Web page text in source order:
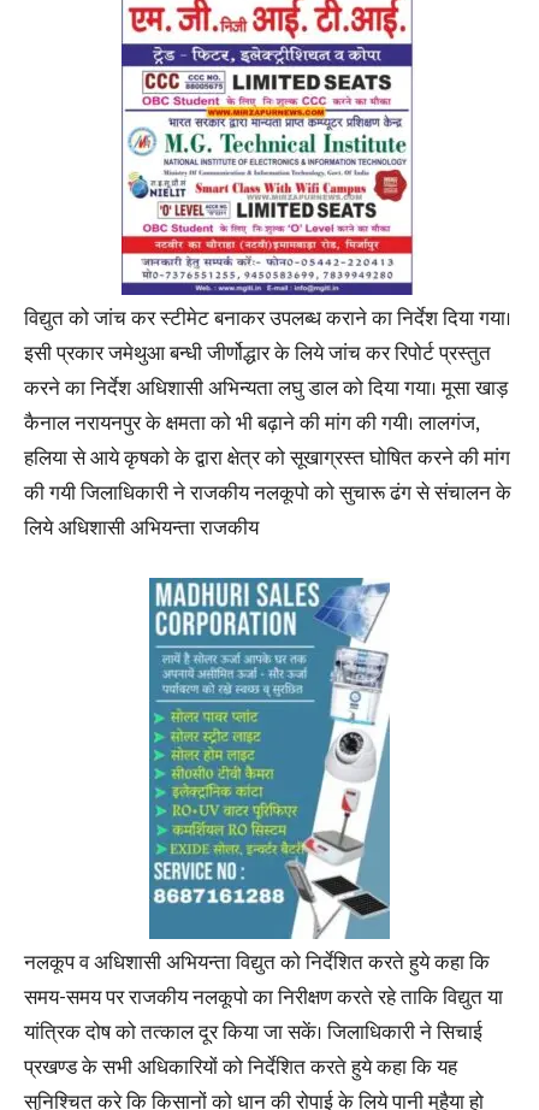
विद्युत को जांच कर स्टीमेट बनाकर उपलब्ध कराने का निर्देश दिया गया।
इसी प्रकार जमेथुआ बन्धी जीर्णोद्धार के लिये जांच कर रिपोर्ट प्रस्तुत
करने का निर्देश अधिशासी अभिन्यता लघु डाल को दिया गया। मूसा खाड़
कैनाल नरायनपुर के क्षमता को भी बढ़ाने की मांग की गयी। लालगंज,
हलिया से आये कृषको के द्वारा क्षेत्र को सूखाग्रस्त घोषित करने की मांग
की गयी जिलाधिकारी ने राजकीय नलकूपो को सुचारू ढंग से संचालन के
लिये अधिशासी अभियन्ता राजकीय
नलकूप व अधिशासी अभियन्ता विद्युत को निर्देशित करते हुये कहा कि
समय-समय पर राजकीय नलकूपो का निरीक्षण करते रहे ताकि विद्युत या
यांत्रिक दोष को तत्काल दूर किया जा सकें। जिलाधिकारी ने सिचाई
प्रखण्ड के सभी अधिकारियों को निर्देशित करते हुये कहा कि यह